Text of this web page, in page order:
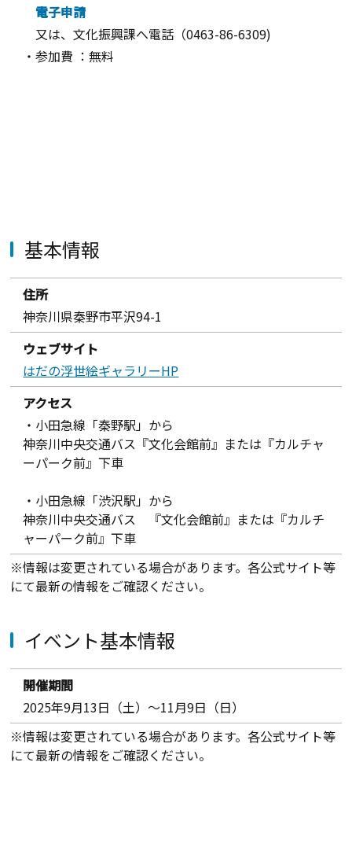
電子申請
又は、文化振興課へ電話（0463-86-6309)
・参加費 ：無料
基本情報
住所
神奈川県秦野市平沢94-1
ウェブサイト
はだの浮世絵ギャラリーHP
アクセス
・小田急線「秦野駅」から
神奈川中央交通バス『文化会館前』または『カルチャ
ーパーク前』下車
・小田急線「渋沢駅」から
神奈川中央交通バス 『文化会館前』または『カルチ
ャーパーク前』下車
※情報は変更されている場合があります。各公式サイト等
にて最新の情報をご確認ください。
イベント基本情報
開催期間
2025年9月13日（土）～11月9日（日）
※情報は変更されている場合があります。各公式サイト等
にて最新の情報をご確認ください。